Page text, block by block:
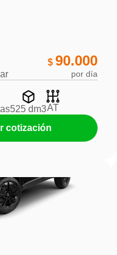
$ 90.000
por día
525 dm3AT
cotización